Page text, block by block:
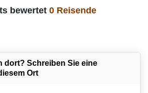
bewertet 0 Reisende
dort? Schreiben Sie eine
Ort